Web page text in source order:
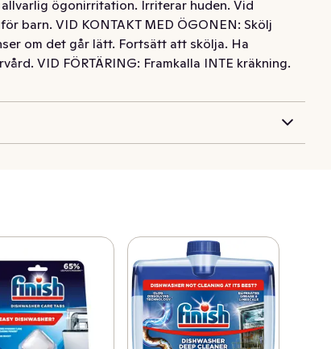
ögonirritation. Irriterar huden. Vid
barn. VID KONTAKT MED ÖGONEN: Skölj
om det går lätt. Fortsätt att skölja. Ha
VID FÖRTÄRING: Framkalla INTE kräkning.